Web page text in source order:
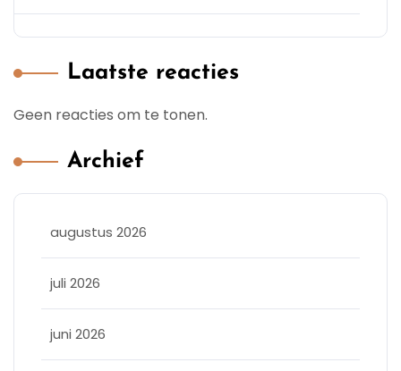
Laatste reacties
Geen reacties om te tonen.
Archief
augustus 2026
juli 2026
juni 2026